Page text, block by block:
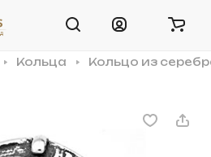
Кольца Кольцо из